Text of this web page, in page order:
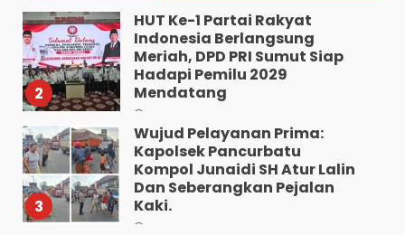
2
HUT Ke-1 Partai Rakyat
Indonesia Berlangsung
Meriah, DPD PRI Sumut Siap
Hadapi Pemilu 2029
Mendatang
3
Wujud Pelayanan Prima:
Kapolsek Pancurbatu
Kompol Junaidi SH Atur Lalin
Dan Seberangkan Pejalan
Kaki.